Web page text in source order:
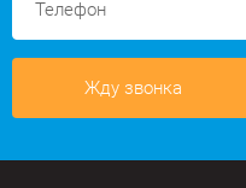
Жду звонка